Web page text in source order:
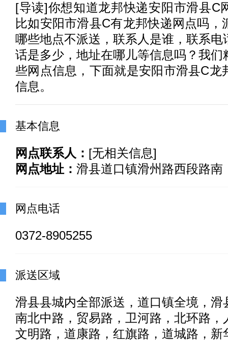
[导读]你想知道龙邦快递安阳市滑县C
比如安阳市滑县C有龙邦快递 网点吗，
哪些地点不派送，联系人是谁，联系电
话是多少，地址在哪儿等信息吗？我们
些网点信息，下面就是安阳市滑县C龙
信息。
基本信息
网点联系人： [无相关信息]
网点地址： 滑县道口镇滑州路西段路南
网点电话
0372-8905255
派送区域
滑县县城内全部派送，道口镇全境，滑
南北中路，贸易路，卫河路，北环路，
文明路，道康路，红旗路，道城路，新